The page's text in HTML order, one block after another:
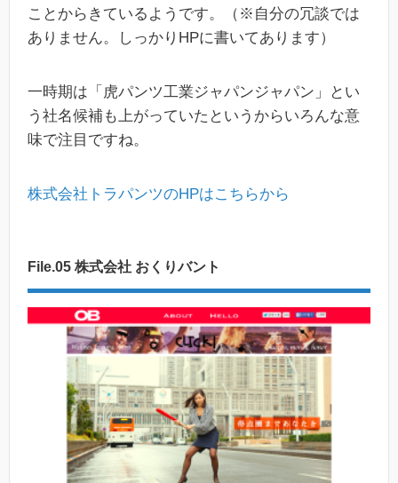
ことからきているようです。（※自分の冗談では
ありません。しっかりHPに書いてあります）
一時期は「虎パンツ工業ジャパンジャパン」とい
う社名候補も上がっていたというからいろんな意
味で注目ですね。
株式会社トラパンツのHPはこちらから
File.05 株式会社 おくりバント